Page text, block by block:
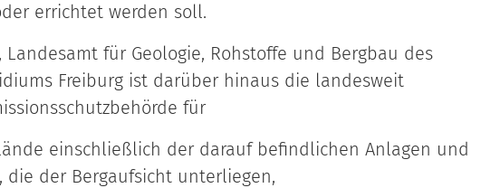
errichtet werden soll.
Landesamt für Geologie, Rohstoffe und Bergbau des
Freiburg ist darüber hinaus die landesweit
für
einschließlich der darauf befindlichen Anlagen und
die der Bergaufsicht unterliegen,